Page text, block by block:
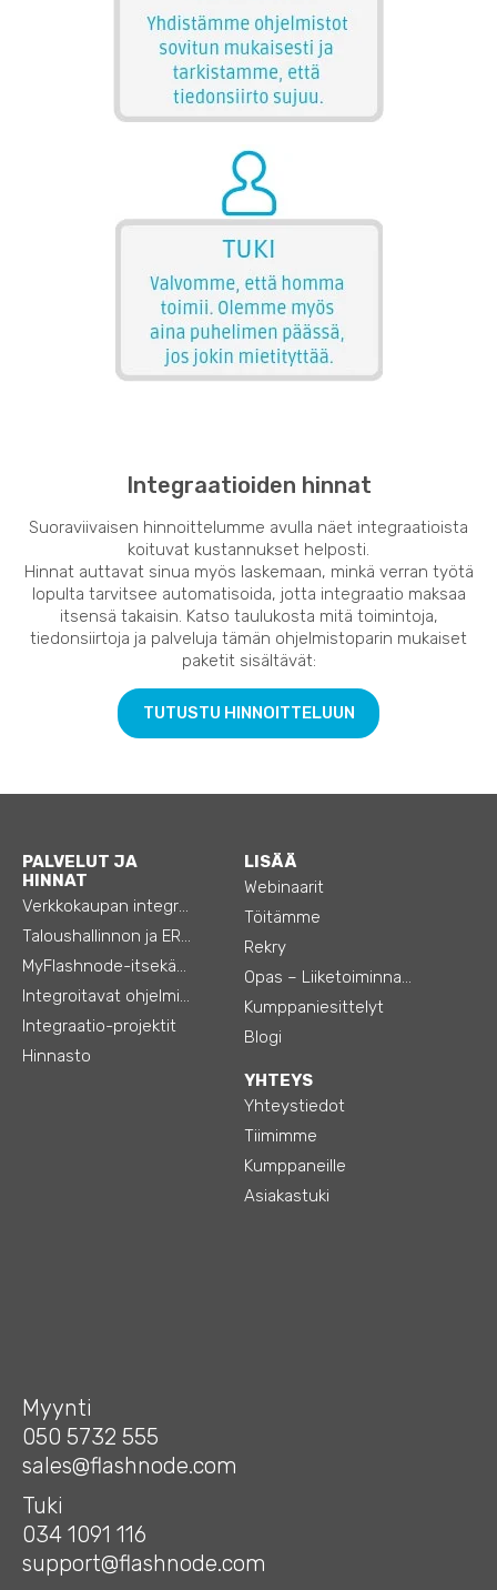
Integraatioiden hinnat
Suoraviivaisen hinnoittelumme avulla näet integraatioista
koituvat kustannukset helposti.
Hinnat auttavat sinua myös laskemaan, minkä verran työtä
lopulta tarvitsee automatisoida, jotta integraatio maksaa
itsensä takaisin. Katso taulukosta mitä toimintoja,
tiedonsiirtoja ja palveluja tämän ohjelmistoparin mukaiset
paketit sisältävät:
TUTUSTU HINNOITTELUUN
PALVELUT JA
HINNAT
Verkkokaupan integraatiot
Taloushallinnon ja ERP:n integraatiot
MyFlashnode-itsekäyttö-automaatio
Integroitavat ohjelmistot
Integraatio-projektit
Hinnasto
LISÄÄ
Webinaarit
Töitämme
Rekry
Opas – Liiketoiminnan tehostamiseen
Kumppaniesittelyt
Blogi
YHTEYS
Yhteystiedot
Tiimimme
Kumppaneille
Asiakastuki
Myynti
050 5732 555
sales@flashnode.com
Tuki
034 1091 116
support@flashnode.com